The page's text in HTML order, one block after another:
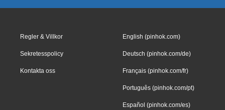
Regler & Villkor
Sekretesspolicy
Kontakta oss
English (pinhok.com)
Deutsch (pinhok.com/de)
Français (pinhok.com/fr)
Português (pinhok.com/pt)
Español (pinhok.com/es)